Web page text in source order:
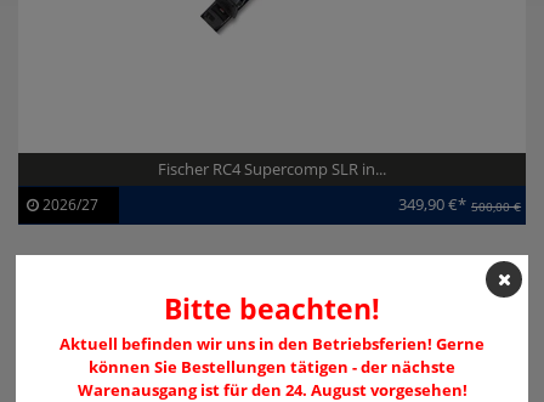
Fischer RC4 Supercomp SLR in...
Artikel-ID:
113927
Modelljahr:
2026/27
2026/27 349,90 €* 500,00 €
Bitte beachten!
Aktuell befinden wir uns in den Betriebsferien! Gerne
können Sie Bestellungen tätigen - der nächste
Warenausgang ist für den 24. August vorgesehen!